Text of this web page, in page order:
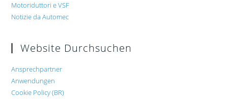
Motoriduttori e VSF
Notizie da Automec
Website Durchsuchen
Ansprechpartner
Anwendungen
Cookie Policy (BR)